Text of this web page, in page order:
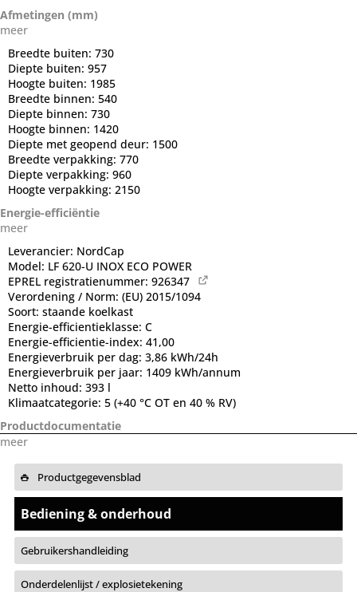
Afmetingen (mm)
meer
Breedte buiten: 730
Diepte buiten: 957
Hoogte buiten: 1985
Breedte binnen: 540
Diepte binnen: 730
Hoogte binnen: 1420
Diepte met geopend deur: 1500
Breedte verpakking: 770
Diepte verpakking: 960
Hoogte verpakking: 2150
Energie-efficiëntie
meer
Leverancier: NordCap
Model: LF 620-U INOX ECO POWER
EPREL registratienummer: 926347
Verordening / Norm: (EU) 2015/1094
Soort: staande koelkast
Energie-efficientieklasse: C
Energie-efficientie-index: 41,00
Energieverbruik per dag: 3,86 kWh/24h
Energieverbruik per jaar: 1409 kWh/annum
Netto inhoud: 393 l
Klimaatcategorie: 5 (+40 °C OT en 40 % RV)
Productdocumentatie
meer
Productgegevensblad
Bediening & onderhoud
Gebruikershandleiding
Onderdelenlijst / explosietekening